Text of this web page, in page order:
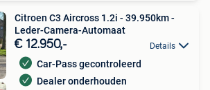
Citroen C3 Aircross 1.2i - 39.950km -
Leder-Camera-Automaat
€ 12.950,- Details
Car-Pass gecontroleerd
Dealer onderhouden